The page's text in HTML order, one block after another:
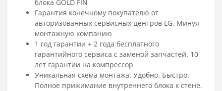
блока GOLD FIN
Гарантия конечному покупателю от
авторизованных сервисных центров LG. Минуя
монтажную компанию
1 год гарантии + 2 года бесплатного
гарантийного сервиса с заменой запчастей. 10
лет гарантии на компрессор
Уникальная схема монтажа. Удобно. Быстро.
Полное прижимание внутреннего блока к стене.